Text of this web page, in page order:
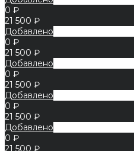
0 ₽
21 500 ₽
Добавлено
0 ₽
21 500 ₽
Добавлено
0 ₽
21 500 ₽
Добавлено
0 ₽
21 500 ₽
Добавлено
0 ₽
21 500 ₽